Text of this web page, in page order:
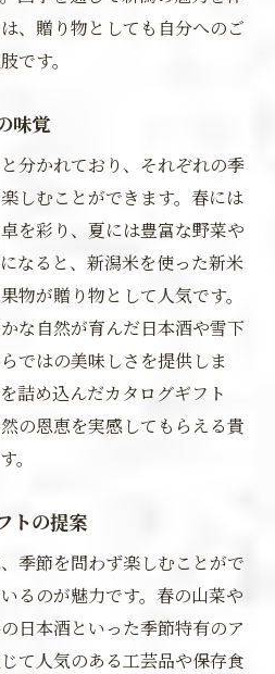
、贈り物としても自分へのご
です。
味覚
分かれており、それぞれの季
しむことができます。春には
を彩り、夏には豊富な野菜や
なると、新潟米を使った新米
物が贈り物として人気です。
な自然が育んだ日本酒や雪下
ではの美味しさを提供しま
詰め込んだカタログギフト
の恩恵を実感してもらえる貴
。
トの提案
季節を問わず楽しむことがで
るのが魅力です。春の山菜や
日本酒といった季節特有のア
て人気のある工芸品や保存食